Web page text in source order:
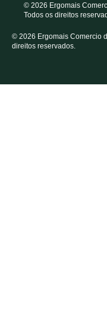
© 2026 Ergomais
Todos os direitos
© 2026 Ergomais Comercio
direitos reservados.